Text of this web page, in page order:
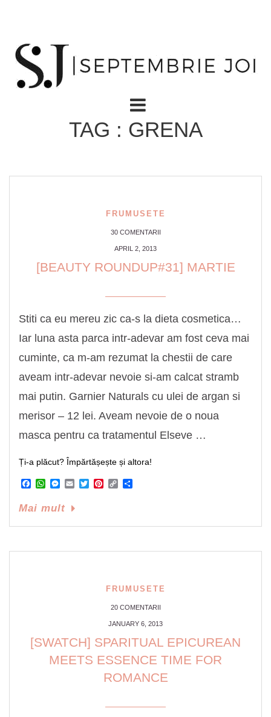
TAG : GRENA
FRUMUSETE
30 COMENTARII
APRIL 2, 2013
[BEAUTY ROUNDUP#31] MARTIE
Stiti ca eu mereu zic ca-s la dieta cosmetica…
Iar luna asta parca intr-adevar am fost ceva mai
cuminte, ca m-am rezumat la chestii de care
aveam intr-adevar nevoie si-am calcat stramb
mai putin. Garnier Naturals cu ulei de argan si
merisor – 12 lei. Aveam nevoie de o noua
masca pentru ca tratamentul Elseve …
Ți-a plăcut? Împărtășește și altora!
Facebook
WhatsApp
Messenger
EmailTwitterPinterest
Copy
Mai mult
FRUMUSETE
20 COMENTARII
JANUARY 6, 2013
[SWATCH] SPARITUAL EPICUREAN
MEETS ESSENCE TIME FOR
ROMANCE